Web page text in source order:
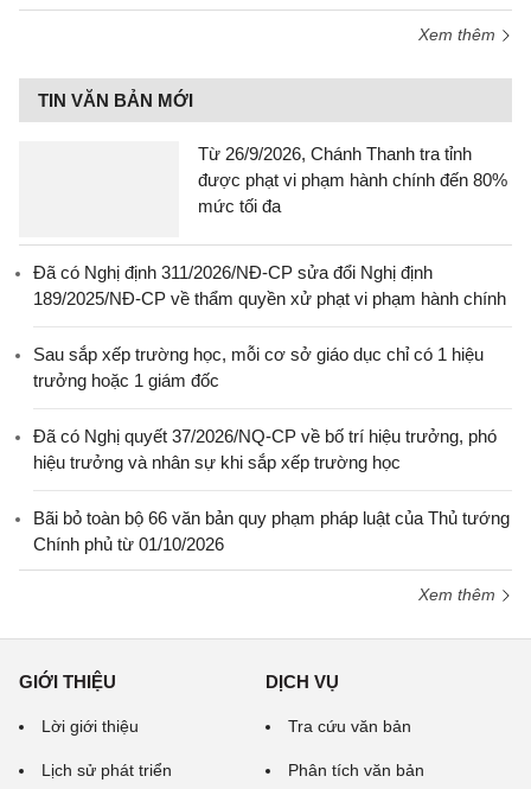
Xem thêm
TIN VĂN BẢN MỚI
Từ 26/9/2026, Chánh Thanh tra tỉnh
được phạt vi phạm hành chính đến 80%
mức tối đa
Đã có Nghị định 311/2026/NĐ-CP sửa đổi Nghị định
189/2025/NĐ-CP về thẩm quyền xử phạt vi phạm hành chính
Sau sắp xếp trường học, mỗi cơ sở giáo dục chỉ có 1 hiệu
trưởng hoặc 1 giám đốc
Đã có Nghị quyết 37/2026/NQ-CP về bố trí hiệu trưởng, phó
hiệu trưởng và nhân sự khi sắp xếp trường học
Bãi bỏ toàn bộ 66 văn bản quy phạm pháp luật của Thủ tướng
Chính phủ từ 01/10/2026
Xem thêm
GIỚI THIỆU
Lời giới thiệu
Lịch sử phát triển
DỊCH VỤ
Tra cứu văn bản
Phân tích văn bản